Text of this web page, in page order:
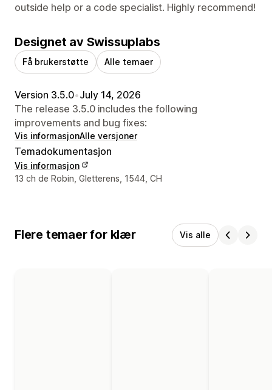
outside help or a code specialist. Highly recommend!
Designet av Swissuplabs
Få brukerstøtte Alle temaer
Version 3.5.0•July 14, 2026
The release 3.5.0 includes the following
improvements and bug fixes:
Vis informasjonAlle versjoner
Temadokumentasjon
Vis informasjon
Designerens kontaktinfo
13 ch de Robin, Gletterens, 1544, CH
Flere temaer for klær Vis alle